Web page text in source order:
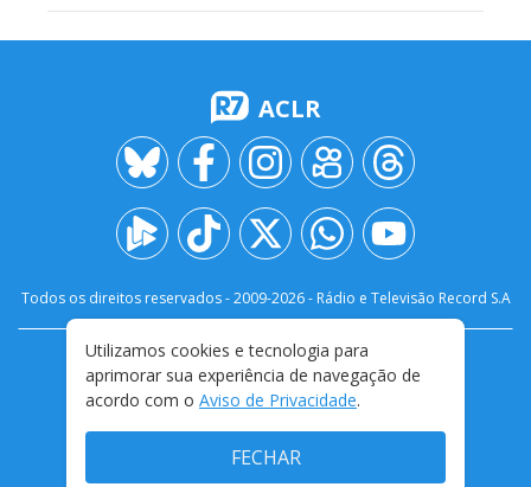
ACLR
Todos os direitos reservados - 2009-2026- Rádio e Televisão Record S.A
FALE CONOSCO
PRIVACIDADE
TERMOS E CONDIÇÕES DE USO
Utilizamos cookies e tecnologia para
aprimorar sua experiência de navegação de
acordo com o Aviso de Privacidade.
FECHAR